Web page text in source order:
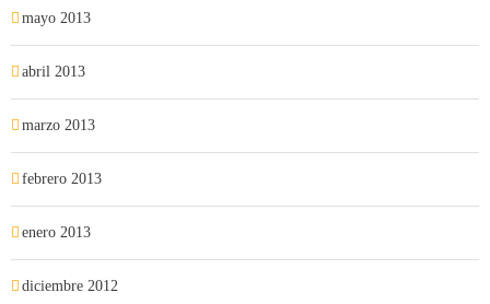
mayo 2013
abril 2013
marzo 2013
febrero 2013
enero 2013
diciembre 2012